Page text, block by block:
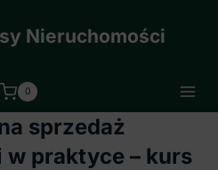
Nieruchomości
0
sprzedaż
praktyce – kurs